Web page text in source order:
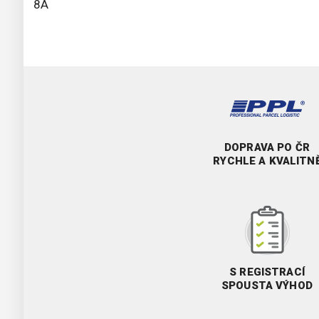
8A
DOPRAVA PO ČR
RYCHLE A
S REGISTRACÍ
SPOUSTA VÝHOD